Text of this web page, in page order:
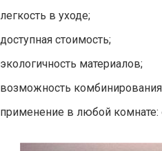
легкость в уходе;
доступная стоимость;
экологичность материалов;
возможность
применение в любой комнате: